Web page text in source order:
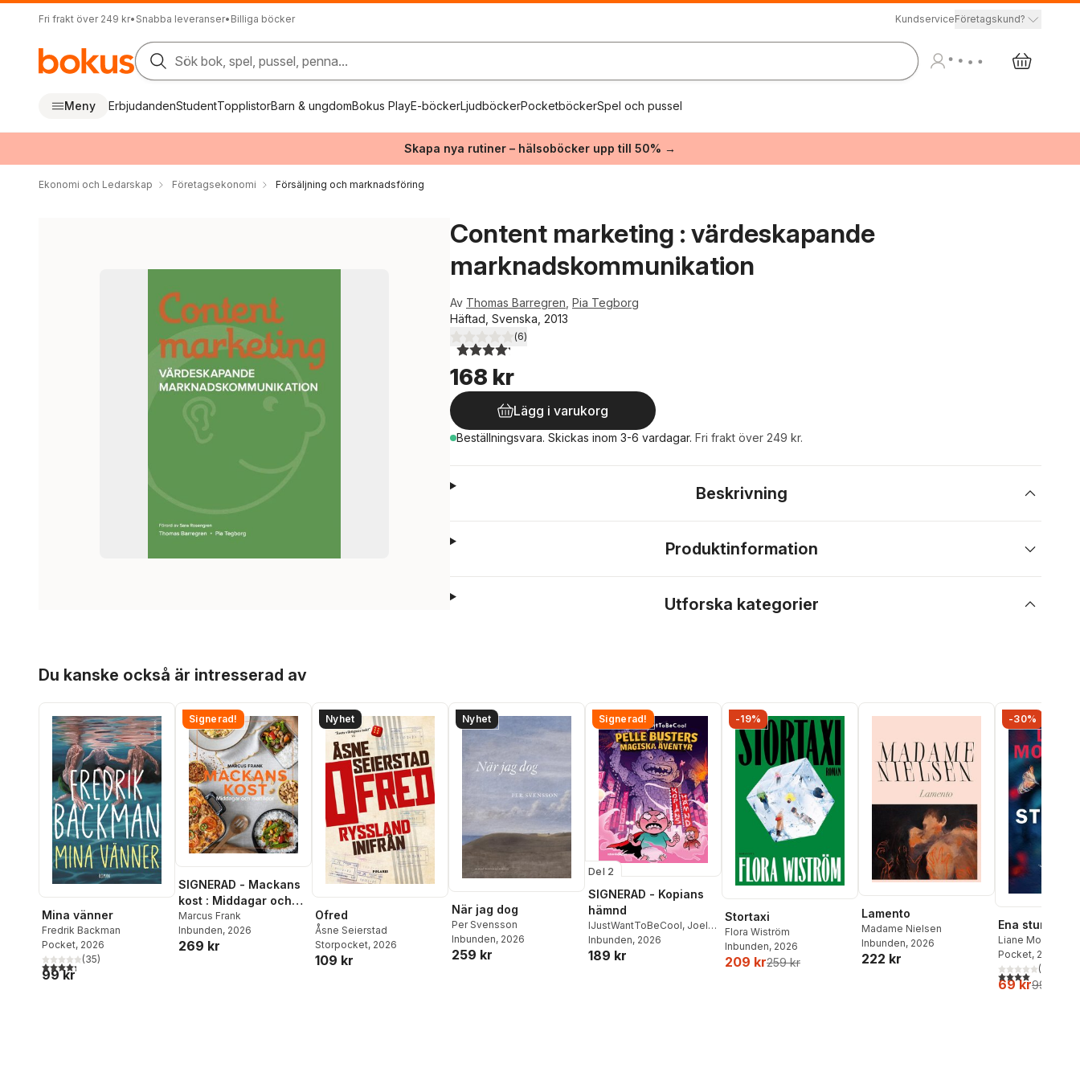
Fri frakt över 249 kr• Snabba leveranser• Billiga böcker KundserviceFöretagskund?
Sök bok, spel, pussel, penna...
Meny ErbjudandenStudentTopplistorBarn & ungdomBokus PlayE-böckerLjudböckerPocketböckerSpel och pussel
Skapa nya rutiner – hälsoböcker upp till 50% →
Ekonomi och Ledarskap Företagsekonomi Försäljning och marknadsföring
Content marketing : värdeskapande
marknadskommunikation
Av Thomas Barregren Pia Tegborg
Häftad, Svenska, 2013
4,2utav 5 stjärnor. Totalt antal röster:
(6)
168 kr
Lägg i varukorg
Beställningsvara. Skickas inom 3-6 vardagar. Fri frakt över 249 kr.
Beskrivning
Produktinformation
Utforska kategorier
Du kanske också är intresserad av
Mina vänner
Fredrik Backman
Pocket, 2026
4,3utav 5 stjärnor. Totalt antal röster:
(35)
99 kr
Signerad!
SIGNERAD - Mackans
kost : Middagar och
matlådor
Marcus Frank
Inbunden, 2026
269 kr
Nyhet
Ofred
Åsne Seierstad
Storpocket, 2026
109 kr
Nyhet
När jag dog
Per Svensson
Inbunden, 2026
259 kr
Signerad!
Del 2
SIGNERAD - Kopians
hämnd
IJustWantToBeCool, Joel
Adolphson,Emil Ejdemo
Beer ,Victor Beer
Inbunden, 2026
189 kr
-19%
Stortaxi
Flora Wiström
Inbunden, 2026
209 kr259 kr
Lamento
Madame Nielsen
Inbunden, 2026
222 kr
-30%
Ena stunden
Liane Moriarty
Pocket, 2026
4,0utav 5(
69 kr99 kr